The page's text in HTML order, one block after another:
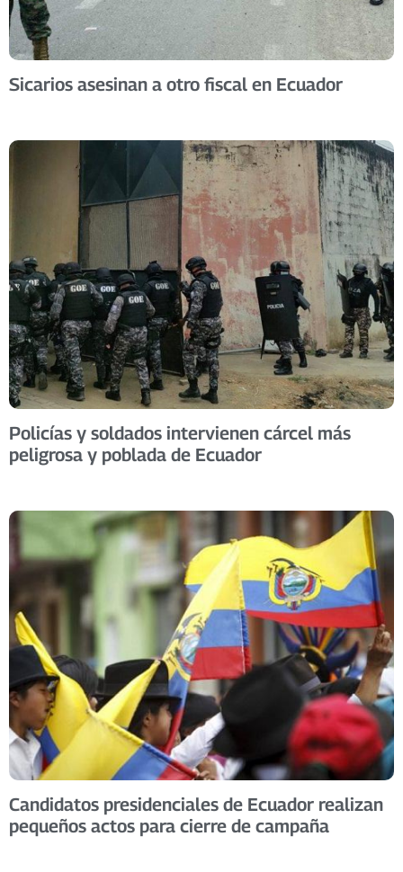
Sicarios asesinan a otro fiscal en Ecuador
Policías y soldados intervienen cárcel más
peligrosa y poblada de Ecuador
Candidatos presidenciales de Ecuador realizan
pequeños actos para cierre de campaña